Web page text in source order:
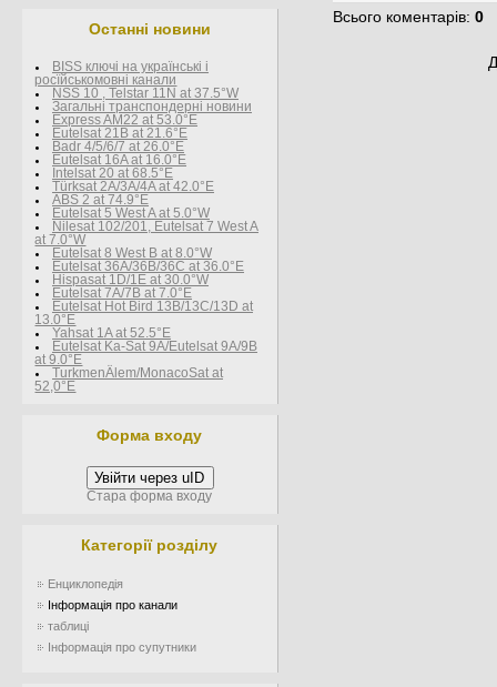
Останні новини
BISS ключі на українські і
росїйськомовні канали
NSS 10 , Telstar 11N at 37.5°W
Загальні транспондерні новини
Express AM22 at 53.0°E
Eutelsat 21B at 21.6°E
Badr 4/5/6/7 at 26.0°E
Eutelsat 16A at 16.0°E
Intelsat 20 at 68.5°E
Türksat 2A/3A/4A at 42.0°E
ABS 2 at 74.9°E
Eutelsat 5 West A at 5.0°W
Nilesat 102/201, Eutelsat 7 West A
at 7.0°W
Eutelsat 8 West В at 8.0°W
Eutelsat 36A/36B/36C at 36.0°E
Hispasat 1D/1E at 30.0°W
Eutelsat 7A/7B at 7.0°E
Eutelsat Hot Bird 13B/13C/13D at
13.0°E
Yahsat 1A at 52.5°E
Eutelsat Ka-Sat 9A/Eutelsat 9A/9B
at 9.0°E
TurkmenÄlem/MonacoSat at
52,0°E
Форма входу
Увійти через uID
Стара форма входу
Категорії розділу
Енциклопедія
Інформація про канали
таблиці
Інформація про супутники
Всього коментарів: 0